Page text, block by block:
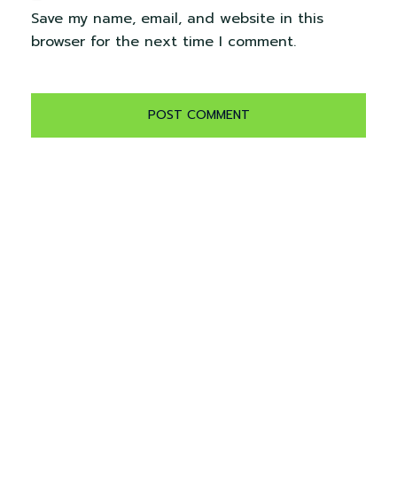
Save my name, email, and website in this
browser for the next time I comment.